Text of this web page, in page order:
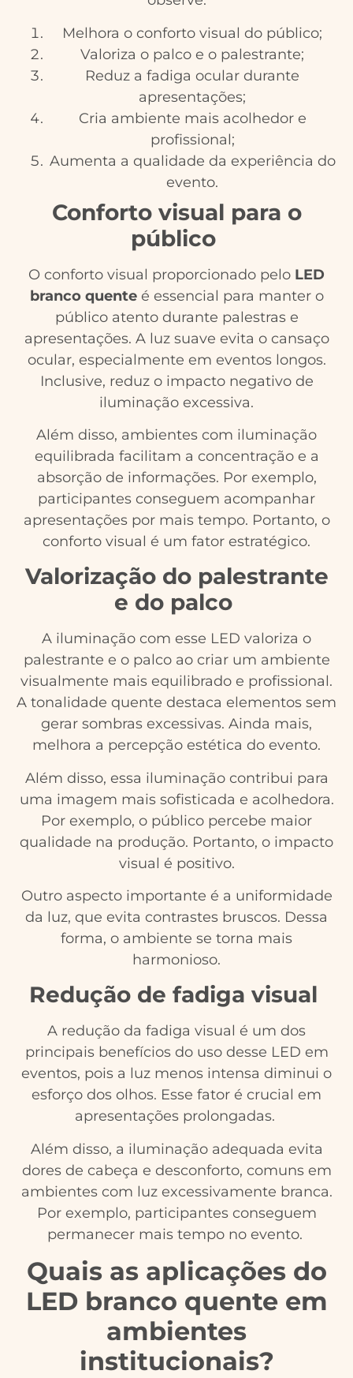
Melhora o conforto visual do público;
Valoriza o palco e o palestrante;
Reduz a fadiga ocular durante
apresentações;
Cria ambiente mais acolhedor e
profissional;
Aumenta a qualidade da experiência do
evento.
Conforto visual para o
público
O conforto visual proporcionado pelo LED
branco quenteé essencial para manter o
público atento durante palestras e
apresentações. A luz suave evita o cansaço
ocular, especialmente em eventos longos.
Inclusive, reduz o impacto negativo de
iluminação excessiva.
Além disso, ambientes com iluminação
equilibrada facilitam a concentração e a
absorção de informações. Por exemplo,
participantes conseguem acompanhar
apresentações por mais tempo. Portanto, o
conforto visual é um fator estratégico.
Valorização do palestrante
e do palco
A iluminação com esse LED valoriza o
palestrante e o palco ao criar um ambiente
visualmente mais equilibrado e profissional.
A tonalidade quente destaca elementos sem
gerar sombras excessivas. Ainda mais,
melhora a percepção estética do evento.
Além disso, essa iluminação contribui para
uma imagem mais sofisticada e acolhedora.
Por exemplo, o público percebe maior
qualidade na produção. Portanto, o impacto
visual é positivo.
Outro aspecto importante é a uniformidade
da luz, que evita contrastes bruscos. Dessa
forma, o ambiente se torna mais
harmonioso.
Redução de fadiga visual
A redução da fadiga visual é um dos
principais benefícios do uso desse LED em
eventos, pois a luz menos intensa diminui o
esforço dos olhos. Esse fator é crucial em
apresentações prolongadas.
Além disso, a iluminação adequada evita
dores de cabeça e desconforto, comuns em
ambientes com luz excessivamente branca.
Por exemplo, participantes conseguem
permanecer mais tempo no evento.
Quais as aplicações do
LED branco quente em
ambientes
institucionais?